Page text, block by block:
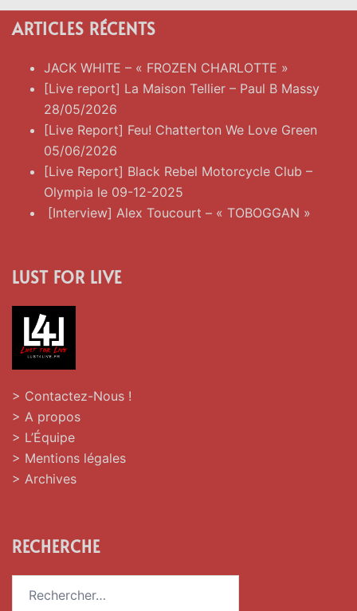
ARTICLES RÉCENTS
JACK WHITE – « FROZEN CHARLOTTE »
[Live report] La Maison Tellier – Paul B Massy
28/05/2026
[Live Report] Feu! Chatterton We Love Green
05/06/2026
[Live Report] Black Rebel Motorcycle Club –
Olympia le 09-12-2025
[Interview] Alex Toucourt – « TOBOGGAN »
LUST FOR LIVE
> Contactez-Nous !
> A propos
> L’Équipe
> Mentions légales
> Archives
RECHERCHE